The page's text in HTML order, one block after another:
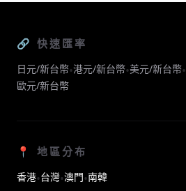
🔗 快速匯率
日元/新台幣•港元/新台幣•美元/新台幣•
歐元/新台幣
📍 地區分布
香港•台灣•澳門•南韓